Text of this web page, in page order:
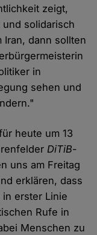
zeigt,
solidarisch
Iran, dann sollten
in
sehen und
heute um 13
DiTiB-
uns am Freitag
erklären, dass
erster Linie
Rufe in
Menschen zu